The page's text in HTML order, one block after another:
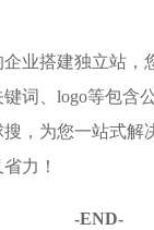
业搭建独立站，
词、logo等包含
，为您一站式解
力！
-END-